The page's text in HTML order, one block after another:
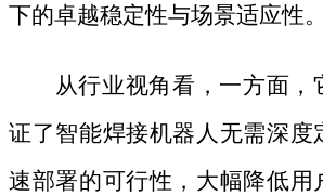
下的卓越稳定性与场景适应性。
从行业视角看，一方面，
证了智能焊接机器人无需深度
速部署的可行性，大幅降低用